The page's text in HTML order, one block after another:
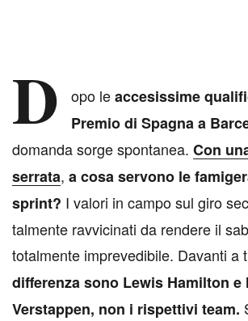
D opo leaccesissime
Premio di Spagna a
domanda sorge spontanea. Con
serrata, a cosa servono le
sprint? I valori in campo sul giro
talmente ravvicinati da rendere il
totalmente imprevedibile. Davanti a
differenza sono Lewis Hamilton e
Verstappen, non i rispettivi team.